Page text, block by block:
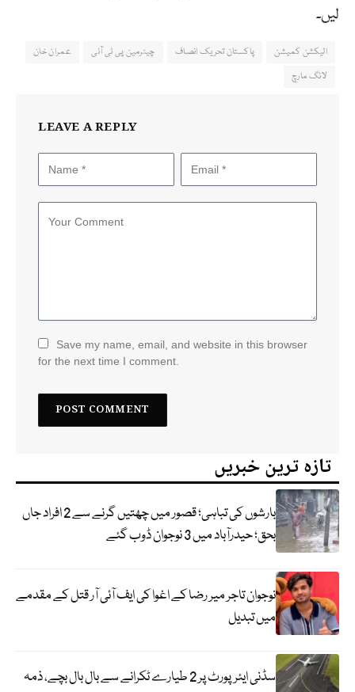
لیں۔
الیکشن کمیشن پاکستان تحریک انصاف چیئرمین پی ٹی آئی
عمران خان
لانگ مارچ
LEAVE A REPLY
Save my name, email, and website in this browser
for the next time I comment.
تازہ ترین خبریں
بارشوں کی تباہی؛ قصور میں چھتیں گرنے سے 2 افراد جاں
بحق؛ حیدرآباد میں 3 نوجوان ڈوب گئے
نوجوان تاجر میر رضا کے اغوا کی ایف آئی آر قتل کے مقدمے
میں تبدیل
سڈنی ایئرپورٹ پر 2 طیارے ٹکرانے سے بال بال بچے، ذمہ